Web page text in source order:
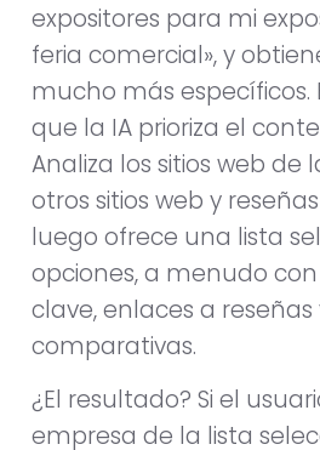
expositores para mi
feria comercial», y
mucho más específicos.
que la IA prioriza el
Analiza los sitios web de
otros sitios web y
luego ofrece una lista
opciones, a menudo
clave, enlaces a
comparativas.
¿El resultado? Si el
empresa de la lista